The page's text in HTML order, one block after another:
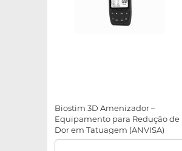
Biostim 3D Amenizador –
Equipamento para Redução de
Dor em Tatuagem (ANVISA)